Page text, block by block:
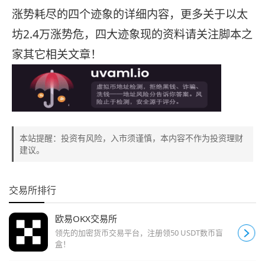
涨势耗尽的四个迹象的详细内容，更多关于以太
坊2.4万涨势危，四大迹象现的资料请关注脚本之
家其它相关文章！
本站提醒：投资有风险，入市须谨慎，本内容不作为投资理财
建议。
交易所排行
欧易OKX交易所
领先的加密货币交易平台，注册领50 USDT数币盲
盒！